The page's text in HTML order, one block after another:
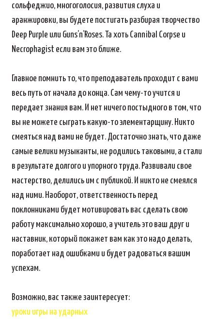
сольфеджио, многоголосия, развития слуха и
аранжировки, вы будете постигать разбирая творчество
Deep Purple или Guns’n’Roses. Та хоть Cannibal Corpse и
Necrophagist если вам это ближе.
Главное помнить то, что преподаватель проходит с вами
весь путь от начала до конца. Сам чему-то учится и
передает знания вам. И нет ничего постыдного в том, что
вы не можете сыграть какую-то элементарщину. Никто
смеяться над вами не будет. Достаточно знать, что даже
самые велики музыканты, не родились таковыми, а стали
в результате долгого и упорного труда. Развивали свое
мастерство, делились им с публикой. И никто не смеялся
над ними. Наоборот, ответственность перед
поклонниками будет мотивировать вас сделать свою
работу максимально хорошо, а учитель это ваш друг и
наставник, который покажет вам как это надо делать,
поработает над ошибками и будет радоваться вашим
успехам.
Возможно, вас также заинтересует:
уроки игры на ударных